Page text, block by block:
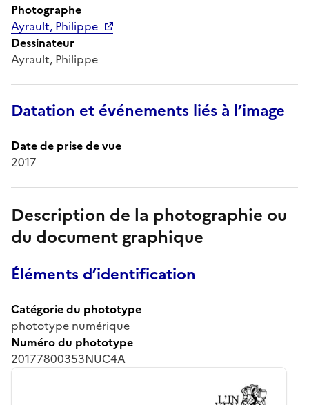
Photographe
Ayrault, Philippe
Dessinateur
Ayrault, Philippe
Datation et événements liés à l’image
Date de prise de vue
2017
Description de la photographie ou
du document graphique
Éléments d’identification
Catégorie du phototype
phototype numérique
Numéro du phototype
20177800353NUC4A